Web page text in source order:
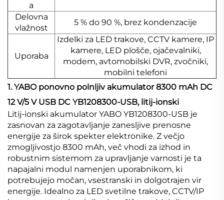
a
Delovna
vlažnost
5 % do 90 %, brez kondenzacije
Uporaba
Izdelki za LED trakove, CCTV kamere, IP
kamere, LED plošče, ojačevalniki,
modem, avtomobilski DVR, zvočniki,
mobilni telefoni
1. YABO ponovno polnljiv akumulator 8300 mAh DC
12 V/5 V USB DC YB1208300-USB, litij-ionski
Litij-ionski akumulator YABO YB1208300-USB je
zasnovan za zagotavljanje zanesljive prenosne
energije za širok spekter elektronike. Z večjo
zmogljivostjo 8300 mAh, več vhodi za izhod in
robustnim sistemom za upravljanje varnosti je ta
napajalni modul namenjen uporabnikom, ki
potrebujejo močan, vsestranski in dolgotrajen vir
energije. Idealno za LED svetilne trakove, CCTV/IP